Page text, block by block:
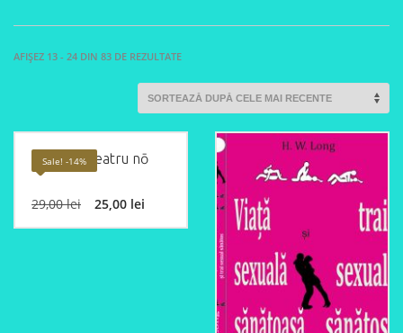
AFIȘEZ 13 - 24 DIN 83 DE REZULTATESORTED
LATEST
Sale! -14%
Piese de teatru nō
29,00lei Original
price
was:
25,00 lei
is: